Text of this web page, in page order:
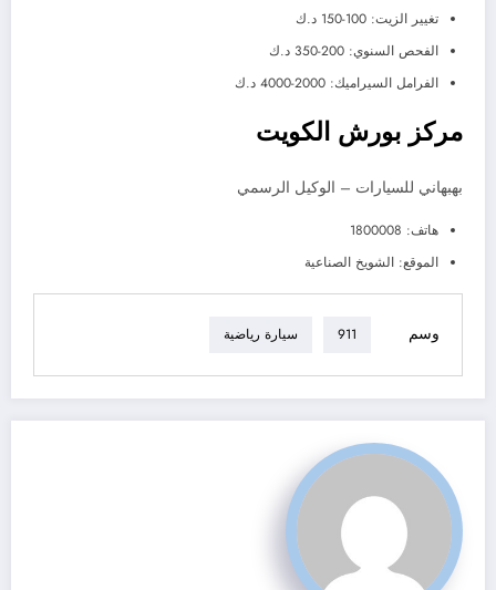
تغيير الزيت: 100-150 د.ك
الفحص السنوي: 200-350 د.ك
الفرامل السيراميك: 2000-4000 د.ك
مركز بورش الكويت
بهبهاني للسيارات – الوكيل الرسمي
هاتف: 1800008
الموقع: الشويخ الصناعية
وسم 911 سيارة رياضية